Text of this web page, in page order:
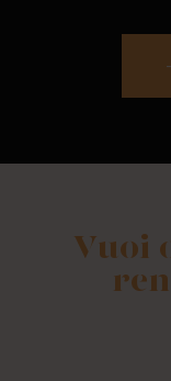
Vuoi